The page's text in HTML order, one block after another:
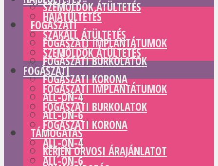
SZEMÖLDÖK ÁTÜLTETÉS
FOGÁSZATI
FOGÁSZATI IMPLANTÁTUMOK
FOGÁSZATI BURKOLATOK
FOGÁSZATI KORONA
ALL-ON-4
ALL-ON-6
TÁMOGATÁS
KÉRJEN ORVOSI ÁRAJÁNLATOT
HAJÁTÜLTETÉS
SZAKÁLL ÁTÜLTETÉS
SZEMÖLDÖK ÁTÜLTETÉS
FOGÁSZATI
FOGÁSZATI IMPLANTÁTUMOK
FOGÁSZATI BURKOLATOK
FOGÁSZATI KORONA
ALL-ON-4
ALL-ON-6